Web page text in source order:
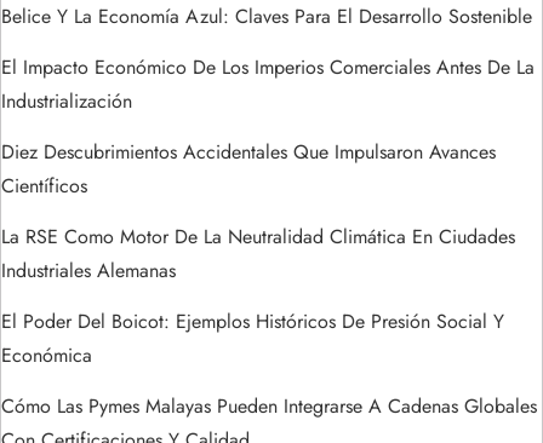
t
r
a
d
a
s
Belice Y La Economía Azul: Claves Para El Desarrollo Sostenible
El Impacto Económico De Los Imperios Comerciales Antes De La
Industrialización
Diez Descubrimientos Accidentales Que Impulsaron Avances
Científicos
La RSE Como Motor De La Neutralidad Climática En Ciudades
Industriales Alemanas
El Poder Del Boicot: Ejemplos Históricos De Presión Social Y
Económica
Cómo Las Pymes Malayas Pueden Integrarse A Cadenas Globales